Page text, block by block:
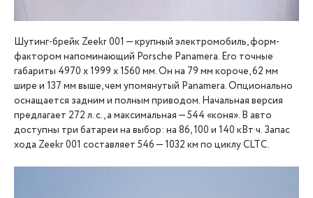
Шутинг-брейк Zeekr 001 — крупный электромобиль, форм-
фактором напоминающий Porsche Panamera. Его точные
габариты 4970 х 1999 х 1560 мм. Он на 79 мм короче, 62 мм
шире и 137 мм выше, чем упомянутый Panamera. Опционально
оснащается задним и полным приводом. Начальная версия
предлагает 272 л. с., а максимальная — 544 «коня». В авто
доступны три батареи на выбор: на 86, 100 и 140 кВт·ч. Запас
хода Zeekr 001 составляет 546 — 1032 км по циклу CLTC.